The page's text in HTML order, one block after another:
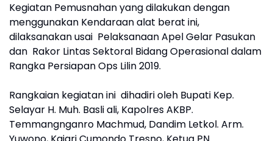
Kegiatan Pemusnahan yang dilakukan dengan
menggunakan Kendaraan alat berat ini,
dilaksanakan usai Pelaksanaan Apel Gelar Pasukan
dan Rakor Lintas Sektoral Bidang Operasional dalam
Rangka Persiapan Ops Lilin 2019.
Rangkaian kegiatan ini dihadiri oleh Bupati Kep.
Selayar H. Muh. Basli ali, Kapolres AKBP.
Temmangnganro Machmud, Dandim Letkol. Arm.